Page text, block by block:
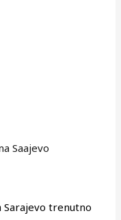
Saajevo
Sarajevo trenutno